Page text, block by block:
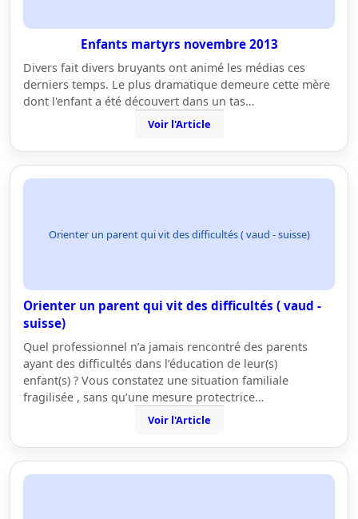
Enfants martyrs novembre 2013
Divers fait divers bruyants ont animé les médias ces
derniers temps. Le plus dramatique demeure cette mère
dont l'enfant a été découvert dans un tas…
Voir l'Article
Orienter un parent qui vit des difficultés ( vaud - suisse)
Orienter un parent qui vit des difficultés ( vaud -
suisse)
Quel professionnel n’a jamais rencontré des parents
ayant des difficultés dans l’éducation de leur(s)
enfant(s) ? Vous constatez une situation familiale
fragilisée , sans qu’une mesure protectrice…
Voir l'Article